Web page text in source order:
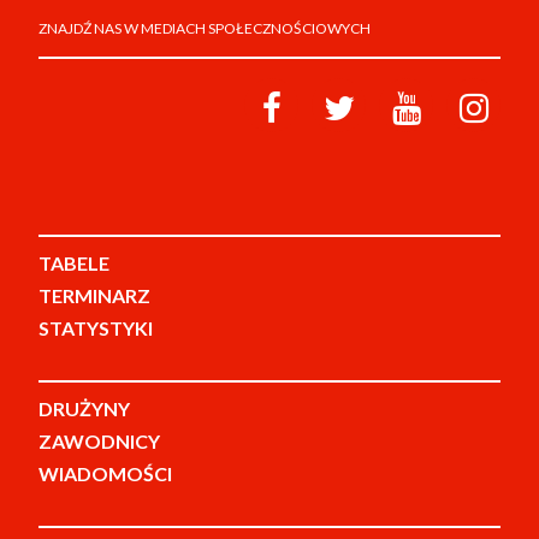
ZNAJDŹ NAS W MEDIACH SPOŁECZNOŚCIOWYCH
TABELE
TERMINARZ
STATYSTYKI
DRUŻYNY
ZAWODNICY
WIADOMOŚCI